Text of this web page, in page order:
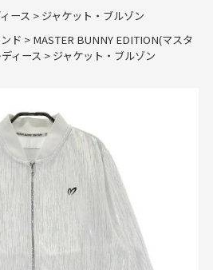
ース > ジャケット・ブルゾン
ド > MASTER BUNNY EDITION(マスタ
ディース > ジャケット・ブルゾン